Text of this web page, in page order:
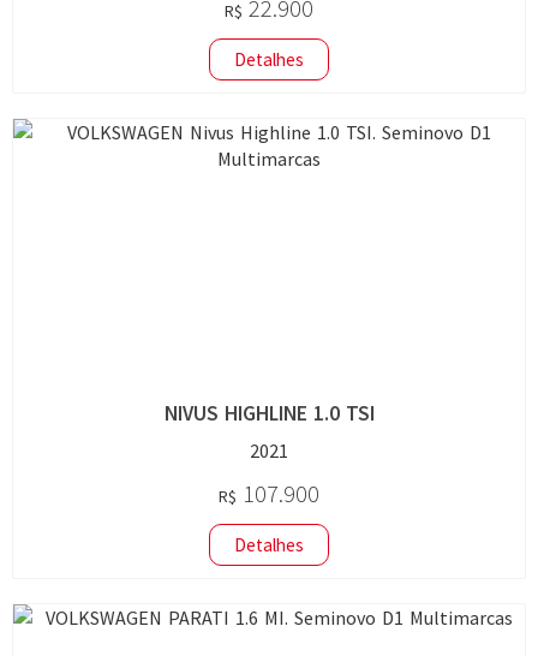
R$ 22.900
Detalhes
NIVUS HIGHLINE 1.0 TSI
2021
R$ 107.900
Detalhes